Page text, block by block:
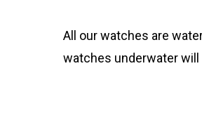
All our watches are
watches underwater will